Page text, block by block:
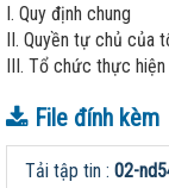
I. Quy định chung
II. Quyền tự chủ của
III. Tổ chức thực hiện
File đính kèm
Tải tập tin : 02-